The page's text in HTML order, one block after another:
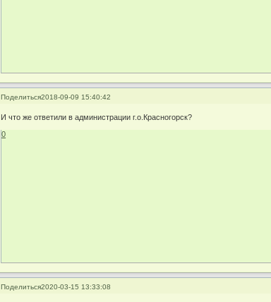
Поделиться2018-09-09 15:40:42
И что же ответили в администрации г.о.Красногорск?
0
Поделиться2020-03-15 13:33:08